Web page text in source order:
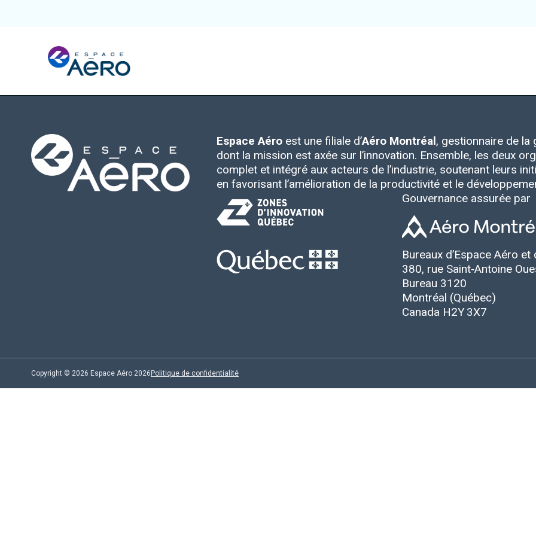
À propos
Pôles et chantiers
Initiatives
Espace Aéro est une filiale d’Aéro Montréal, gestionnaire de
dont la mission est axée sur l’innovation. Ensemble, les deux
complet et intégré aux acteurs de l’industrie, soutenant leurs
en favorisant l’amélioration de la productivité et le
Gouvernance assurée par
Bureaux d’Espace Aéro et
380, rue Saint‑Antoine
Bureau 3120
Montréal (Québec)
Canada H2Y 3X7
Copyright © 2026 Espace Aéro 2026 Politique de confidentialité